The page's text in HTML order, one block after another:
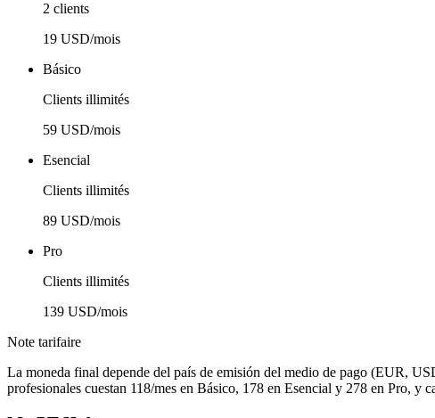
2 clients
19 USD/mois
Básico
Clients illimités
59 USD/mois
Esencial
Clients illimités
89 USD/mois
Pro
Clients illimités
139 USD/mois
Note tarifaire
La moneda final depende del país de emisión del medio de pago (EUR,
profesionales cuestan 118/mes en Básico, 178 en Esencial y 278 en Pro,